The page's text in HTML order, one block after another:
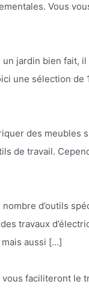
Vous
jardin bien fait,
une sélection de
des meubles
de travail.
d’outils
travaux
aussi […]
faciliteront le